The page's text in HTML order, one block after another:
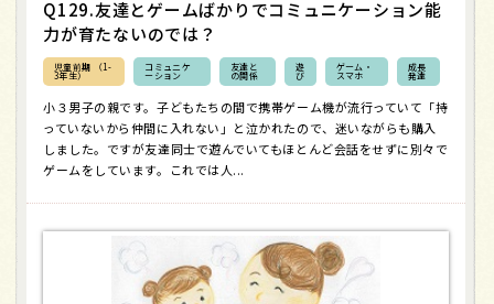
Q129.友達とゲームばかりでコミュニケーション能
力が育たないのでは？
児童前期 （1-
3年生）
コミュニケ
ーション
友達と
の関係
遊
び
ゲーム・
スマホ
成長
発達
小３男子の親です。子どもたちの間で携帯ゲーム機が流行っていて「持
っていないから仲間に入れない」と泣かれたので、迷いながらも購入
しました。ですが友達同士で遊んでいてもほとんど会話をせずに別々で
ゲームをしています。これでは人...